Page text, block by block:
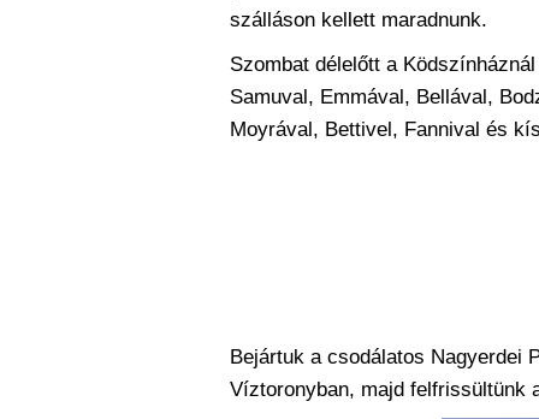
szálláson kellett maradnunk.
Szombat délelőtt a
Samuval, Emmával, Bellával,
Moyrával, Bettivel, Fannival és
Bejártuk a csodálatos Nagyerdei
Víztoronyban, majd felfrissültünk